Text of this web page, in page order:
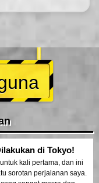
di Tokyo!
kali pertama, dan ini
sorotan perjalanan saya.